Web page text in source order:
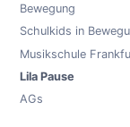
Bewegung
Schulkids in
Musikschule
Lila Pause
AGs